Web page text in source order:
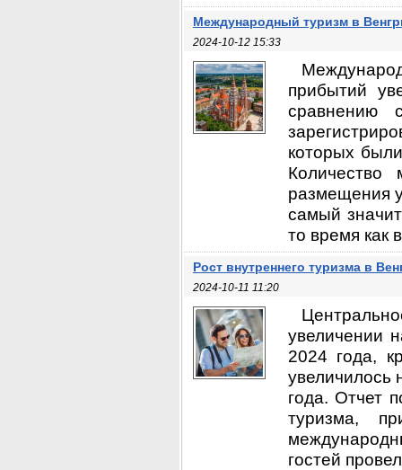
Международный туризм в
2024-10-12 15:33
прибытий
сравнению
которых
размещения
самый
то время как
Рост внутреннего туризма в
2024-10-11 11:20
увеличении
2024 года,
увеличилось
года. Отчет
туризма,
гостей